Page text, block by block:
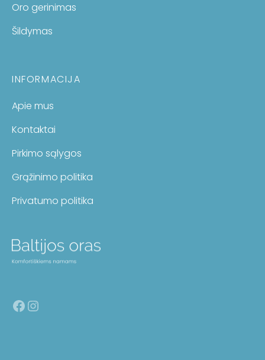
Oro gerinimas
Šildymas
INFORMACIJA
Apie mus
Kontaktai
Pirkimo sąlygos
Grąžinimo politika
Privatumo politika
Facebook